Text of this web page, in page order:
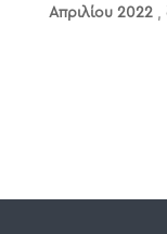
Απριλίου 2022,